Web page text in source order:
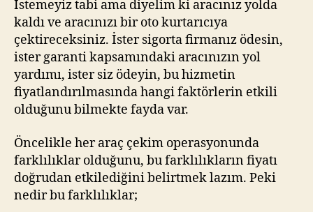
İstemeyiz tabi ama diyelim ki aracınız yolda
kaldı ve aracınızı bir oto kurtarıcıya
çektireceksiniz. İster sigorta firmanız ödesin,
ister garanti kapsamındaki aracınızın yol
yardımı, ister siz ödeyin, bu hizmetin
fiyatlandırılmasında hangi faktörlerin etkili
olduğunu bilmekte fayda var.
Öncelikle her araç çekim operasyonunda
farklılıklar olduğunu, bu farklılıkların fiyatı
doğrudan etkilediğini belirtmek lazım. Peki
nedir bu farklılıklar;